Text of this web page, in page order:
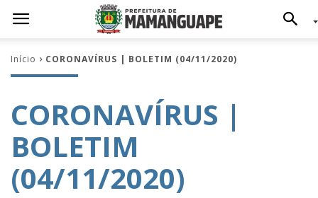
Início CORONAVÍRUS | BOLETIM (04/11/2020)
CORONAVÍRUS |
BOLETIM
(04/11/2020)